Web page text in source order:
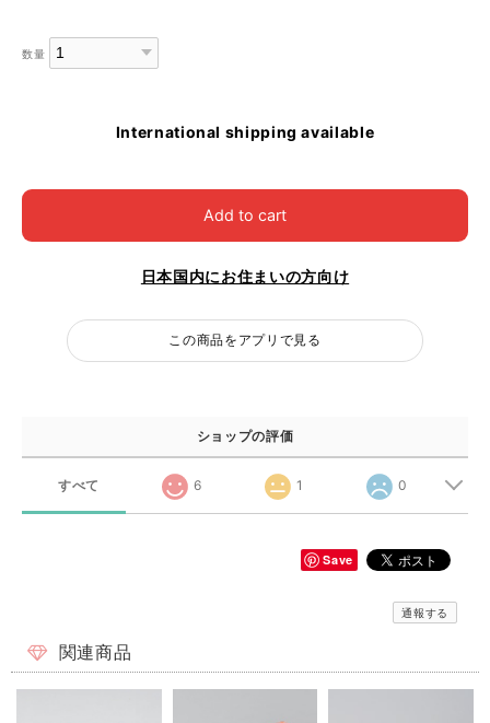
数量
International shipping available
Add to cart
日本国内にお住まいの方向け
この商品をアプリで見る
ショップの評価
すべて 6 1 0
Save
通報する
関連商品